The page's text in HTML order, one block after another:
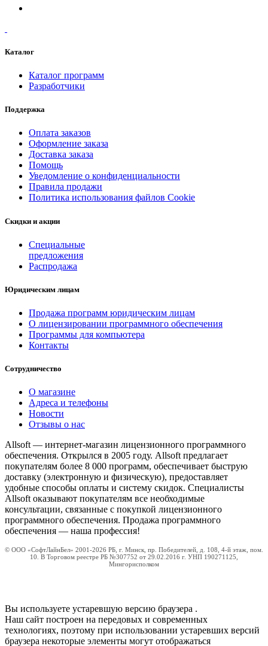
Каталог
Каталог программ
Разработчики
Поддержка
Оплата заказов
Оформление заказа
Доставка заказа
Помощь
Уведомление о конфиденциальности
Правила продажи
Политика использования файлов Cookie
Скидки и акции
Специальные
предложения
Распродажа
Юридическим лицам
Продажа программ юридическим лицам
О лицензировании программного обеспечения
Программы для компьютера
Контакты
Сотрудничество
О магазине
Адреса и телефоны
Новости
Отзывы о нас
Allsoft — интернет-магазин лицензионного программного
обеспечения. Открылся в 2005 году. Allsoft предлагает
покупателям более 8 000 программ, обеспечивает быструю
доставку (электронную и физическую), предоставляет
удобные способы оплаты и систему скидок. Специалисты
Allsoft оказывают покупателям все необходимые
консультации, связанные с покупкой лицензионного
программного обеспечения. Продажа программного
обеспечения — наша профессия!
© ООО «СофтЛайнБел» 2001-2026 РБ, г. Минск, пр. Победителей, д. 108, 4-й этаж, пом.
10. В Торговом реестре РБ №307752 от 29.02.2016 г. УНП 190271125,
Мингорисполком
Вы используете устаревшую версию браузера .
Наш сайт построен на передовых и современных
технологиях, поэтому при использовании устаревших версий
браузера некоторые элементы могут отображаться